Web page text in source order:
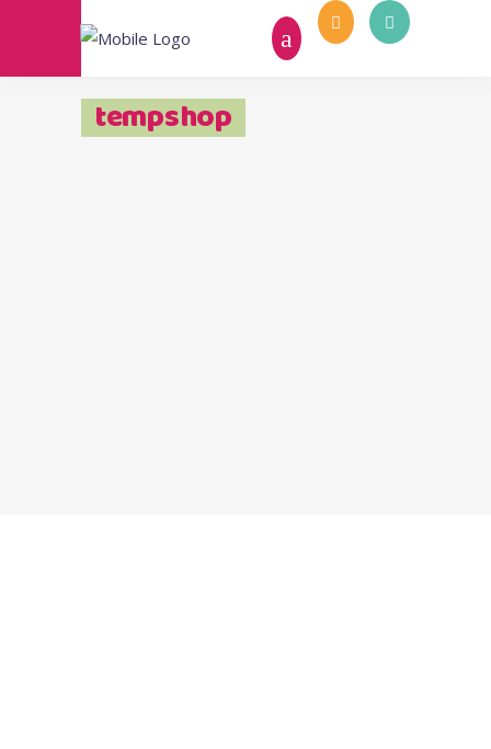
tempshop